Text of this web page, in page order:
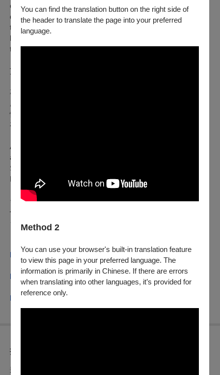
You can find the translation button on the right side of
the header to translate the page into your preferred
language.
Method 2
You can use your browser's built-in translation feature
to view this page in your preferred language. The
information is primarily in Chinese. If there are errors
when translating into other languages, it’s provided for
reference only.
conflict womanhood becomes an urgent portrait of resilience,
displacement, and loss. Their stories, shaped by war—from
the front lines to forced exile—form a modern myth of a
homeland lost, and testify to the enduring power of storytelling
to preserve it.
艾蜜莉・姆克提欽 Emily MKRTICHIAN
專職電影創作與跨領域藝術協作，創作根源於離散的家庭經
歷。其作品挖掘了西南亞與北非（SWANA）地區的個人記
憶、另類敘事與集體故事，從中建立連結與療癒的力量。《不
存在的從前從前》是她的首部記錄長片。
A filmmaker whose work explores radically personal,
alternative archives of places and people, particularly from the
SWANA region. Her films include
Motherland
There Was, There Was Not is her debut feature.
✹˚₊· ͟͟͞͞➳ ⁌ 第𝟑𝟐屆台灣國際女性影展 ⁍ ·₊˚𖤐
————— 𝟚𝟘𝟚𝟝.𝟙𝟘.𝟙𝟟 – 𝟙𝟘.𝟚𝟞 —————
⧻⧻⧻⧻⧻⧻⩥
▎追蹤女影🅕🅑｜台灣國際女性影展
https://www.instagram.com/wmwiff/
▎女影官網｜
http://www.wmw.org.tw/
▎更多精彩內容請見 專書電子版｜
https://reurl.cc/DOL056
折扣方案
影展套票